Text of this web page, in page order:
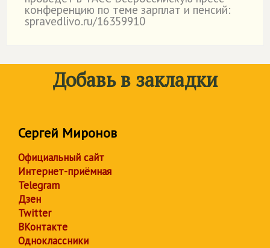
конференцию по теме зарплат и пенсий:
spravedlivo.ru/16359910
Добавь в закладки
Сергей Миронов
Официальный сайт
Интернет-приёмная
Telegram
Дзен
Twitter
ВКонтакте
Одноклассники